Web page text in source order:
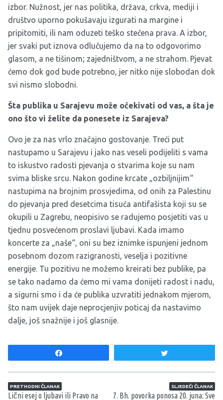
izbor. Nužnost, jer nas politika, država, crkva, mediji i
društvo uporno pokušavaju izgurati na margine i
pripitomiti, ili nam oduzeti teško stečena prava. A izbor,
jer svaki put iznova odlučujemo da na to odgovorimo
glasom, a ne tišinom; zajedništvom, a ne strahom. Pjevat
ćemo dok god bude potrebno, jer nitko nije slobodan dok
svi nismo slobodni.
Šta publika u Sarajevu može očekivati od vas, a šta je
ono što vi želite da ponesete iz Sarajeva?
Ovo je za nas vrlo značajno gostovanje. Treći put
nastupamo u Sarajevu i jako nas veseli podijeliti s vama
to iskustvo radosti pjevanja o stvarima koje su nam
svima bliske srcu. Nakon godine krcate „ozbiljnijim“
nastupima na brojnim prosvjedima, od onih za Palestinu
do pjevanja pred desetcima tisuća antifašista koji su se
okupili u Zagrebu, neopisivo se radujemo posjetiti vas u
tjednu posvećenom proslavi ljubavi. Kada imamo
koncerte za „naše“, oni su bez iznimke ispunjeni jednom
posebnom dozom razigranosti, veselja i pozitivne
energije. Tu pozitivu ne možemo kreirati bez publike, pa
se tako nadamo da ćemo mi vama donijeti radost i nadu,
a sigurni smo i da će publika uzvratiti jednakom mjerom,
što nam uvijek daje neprocjenjiv poticaj da nastavimo
dalje, još snažnije i još glasnije.
Navigacija članaka
PRETHODNI ČLANAK
Lični esej o ljubavi ili Pravo na
SLJEDEĆI ČLANAK
7. Bh. povorka ponosa 20. juna: Sve